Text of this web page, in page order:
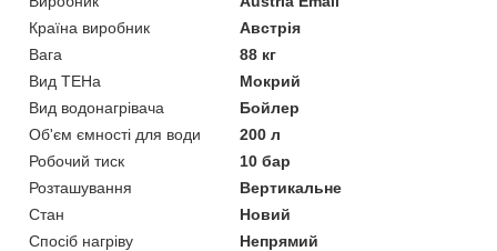
Країна виробник
Австрія
Вага
88 кг
Вид ТЕНа
Мокрий
Вид водонагрівача
Бойлер
Об'єм ємності для води
200 л
Робочий тиск
10 бар
Розташування
Вертикальне
Стан
Новий
Спосіб нагріву
Непрямий